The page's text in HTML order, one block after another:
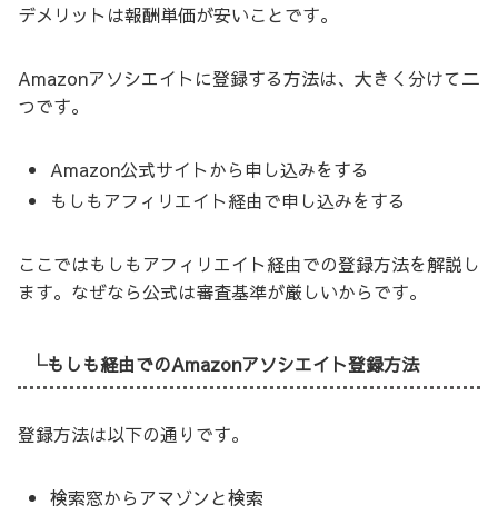
デメリットは報酬単価が安いことです。
Amazonアソシエイトに登録する方法は、大きく分けて二
つです。
Amazon公式サイトから申し込みをする
もしもアフィリエイト経由で申し込みをする
ここではもしもアフィリエイト経由での登録方法を解説し
ます。なぜなら公式は審査基準が厳しいからです。
└もしも経由でのAmazonアソシエイト登録方法
登録方法は以下の通りです。
検索窓からアマゾンと検索